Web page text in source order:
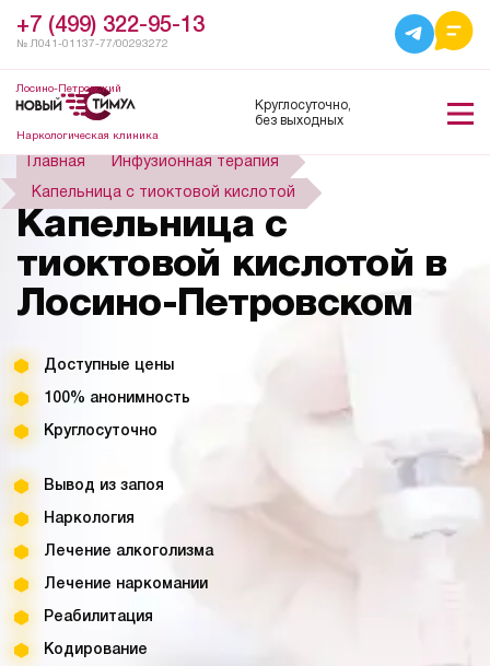
+7 (499) 322-95-13
№ Л041-01137-77/00293272
Лосино-Петровский
Наркологическая клиника
Круглосуточно,
без выходных
Главная Инфузионная терапия
Капельница с тиоктовой кислотой
Капельница с
тиоктовой кислотой в
Лосино-Петровском
Доступные цены
100% анонимность
Круглосуточно
Вывод из запоя
Наркология
Лечение алкоголизма
Лечение наркомании
Реабилитация
Кодирование